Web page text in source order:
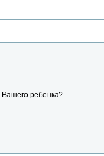
Вашего ребенка?